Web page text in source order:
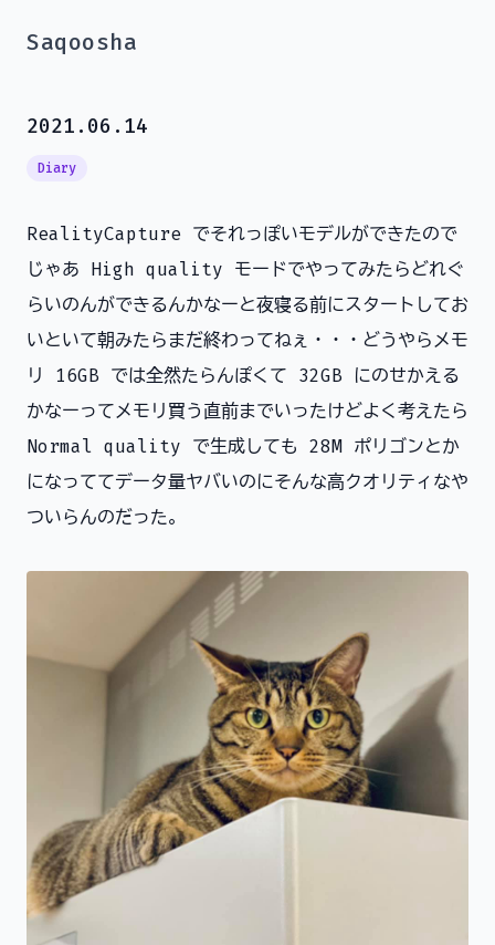
Saqoosha
2021.06.14
Diary
RealityCapture でそれっぽいモデルができたので
じゃあ High quality モードでやってみたらどれぐ
らいのんができるんかなーと夜寝る前にスタートしてお
いといて朝みたらまだ終わってねぇ・・・どうやらメモ
リ 16GB では全然たらんぽくて 32GB にのせかえる
かなーってメモリ買う直前までいったけどよく考えたら
Normal quality で生成しても 28M ポリゴンとか
になっててデータ量ヤバいのにそんな高クオリティなや
ついらんのだった。